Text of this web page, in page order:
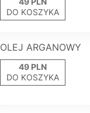
DO KOSZYKA
OLEJ ARGANOWY
DO KOSZYKA